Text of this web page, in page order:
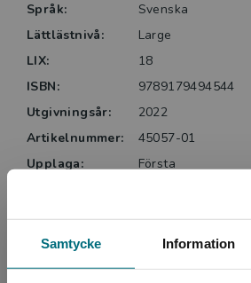
Samtycke Information
Språk:
Svenska
Lättlästnivå:
Large
LIX:
18
ISBN:
9789179494544
Utgivningsår:
2022
Artikelnummer:
45057-01
Upplaga:
Första
Köp- och leveransvillkor